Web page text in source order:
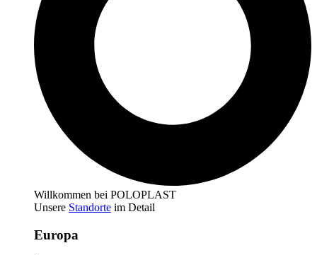
Willkommen bei POLOPLAST
Unsere Standorte im Detail
Europa